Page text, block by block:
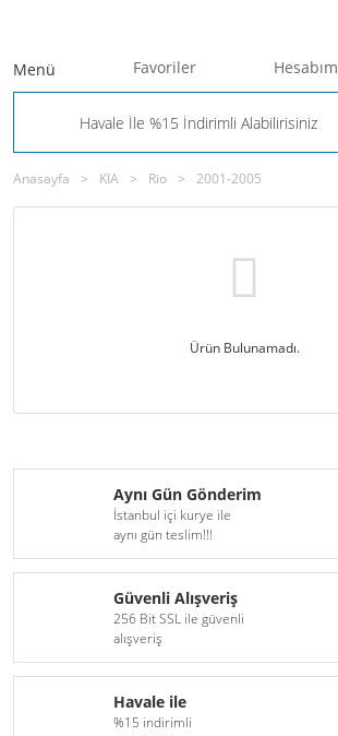
Menü Favoriler Hesabım
Anasayfa KIA Rio 2001-2005
Ürün Bulunamadı.
Aynı Gün Gönderim
İstanbul içi kurye ile
aynı gün teslim!!!
Güvenli Alışveriş
256 Bit SSL ile güvenli
alışveriş
Havale ile
%15 indirimli